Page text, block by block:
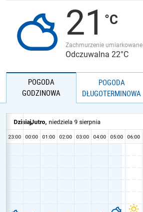
JAKOŚĆ POWIETRZA21
Zachmurzenie umiarkowane
Odczuwalna 22°C
POGODA
GODZINOWA
POGODA
DŁUGOTERMINOWA